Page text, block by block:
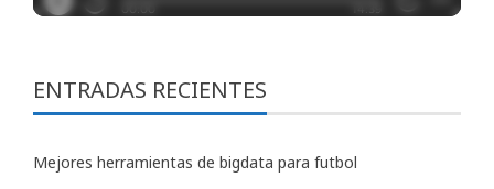
ENTRADAS RECIENTES
Mejores herramientas de bigdata para futbol